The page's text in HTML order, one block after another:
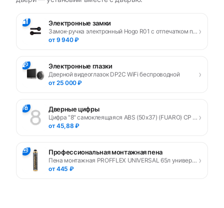
🔐 Электронные замки
Замок-ручка электронный Hogo R01 с отпечатком пальца, черный
от 9 940 ₽
›
📹 Электронные глазки
Дверной видеоглазок DP2C WiFi беспроводной
от 25 000 ₽
›
🔢 Дверные цифры
Цифра "8" самоклеящаяся ABS (50х37) (FUARO) CP хром
от 45,88 ₽
›
🧰 Профессиональная монтажная пена
Пена монтажная PROFFLEX UNIVERSAL 65л универсальная
от 445 ₽
›